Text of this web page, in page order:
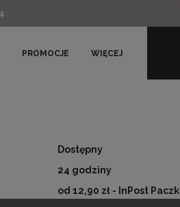
PROMOCJE WIĘCEJ
Dostępny
24 godziny
od 12,90 zł - InPost